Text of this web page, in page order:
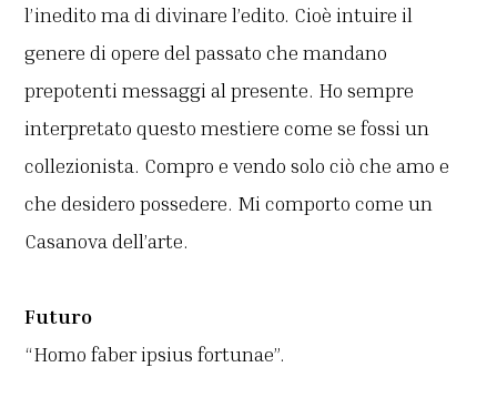
l’inedito ma di divinare l’edito. Cioè intuire il
genere di opere del passato che mandano
prepotenti messaggi al presente. Ho sempre
interpretato questo mestiere come se fossi un
collezionista. Compro e vendo solo ciò che amo e
che desidero possedere. Mi comporto come un
Casanova dell’arte.
Futuro
“Homo faber ipsius fortunae”.